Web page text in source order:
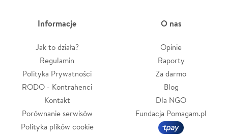
Informacje
Jak to działa?
Regulamin
Polityka Prywatności
RODO - Kontrahenci
Kontakt
Porównanie serwisów
Polityka plików cookie
O nas
Opinie
Raporty
Za darmo
Blog
Dla NGO
Fundacja Pomagam.pl